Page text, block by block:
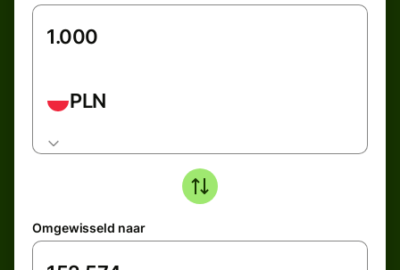
PLN
Omgewisseld naar